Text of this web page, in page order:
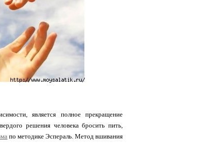
является полное прекращение
решения человека бросить пить,
по методике Эспераль. Метод вшивания